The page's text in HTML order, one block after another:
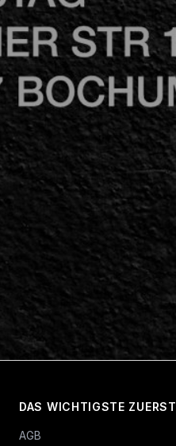
DAS WICHTIGSTE ZUERST
AGB